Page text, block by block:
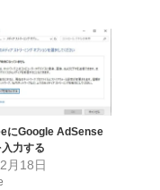
にGoogle AdSense
力する
月18日